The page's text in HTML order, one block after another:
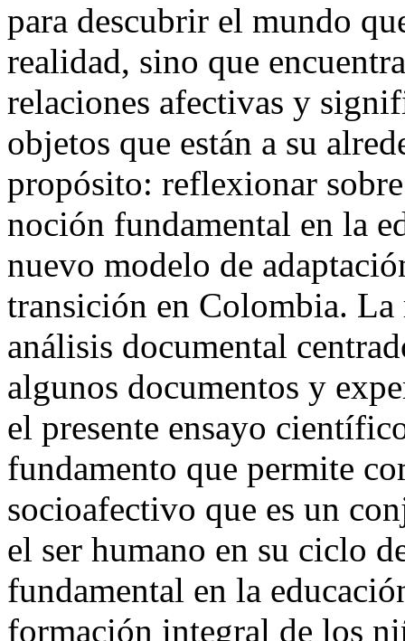
para descubrir el mundo
realidad, sino que
relaciones afectivas y
objetos que están a su
propósito: reflexionar
noción fundamental en la
nuevo modelo de
transición en Colombia.
análisis documental
algunos documentos y
el presente ensayo
fundamento que permite
socioafectivo que es un
el ser humano en su ciclo
fundamental en la
formación integral de los